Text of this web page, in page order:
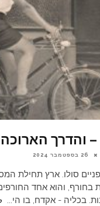
והדרך הארוכה
26 בספטמבר 2024
סולו. ארץ תחילת
בחורף, והוא אחד
בכליה - אקדח, בו הי...